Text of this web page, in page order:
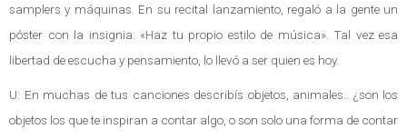
samplers y máquinas. En su recital lanzamiento, regaló a la gente un
póster con la insignia: «Haz tu propio estilo de música». Tal vez esa
libertad de escucha y pensamiento, lo llevó a ser quien es hoy.
U: En muchas de tus canciones describís objetos, animales.. ¿son los
objetos los que te inspiran a contar algo, o son solo una forma de contar